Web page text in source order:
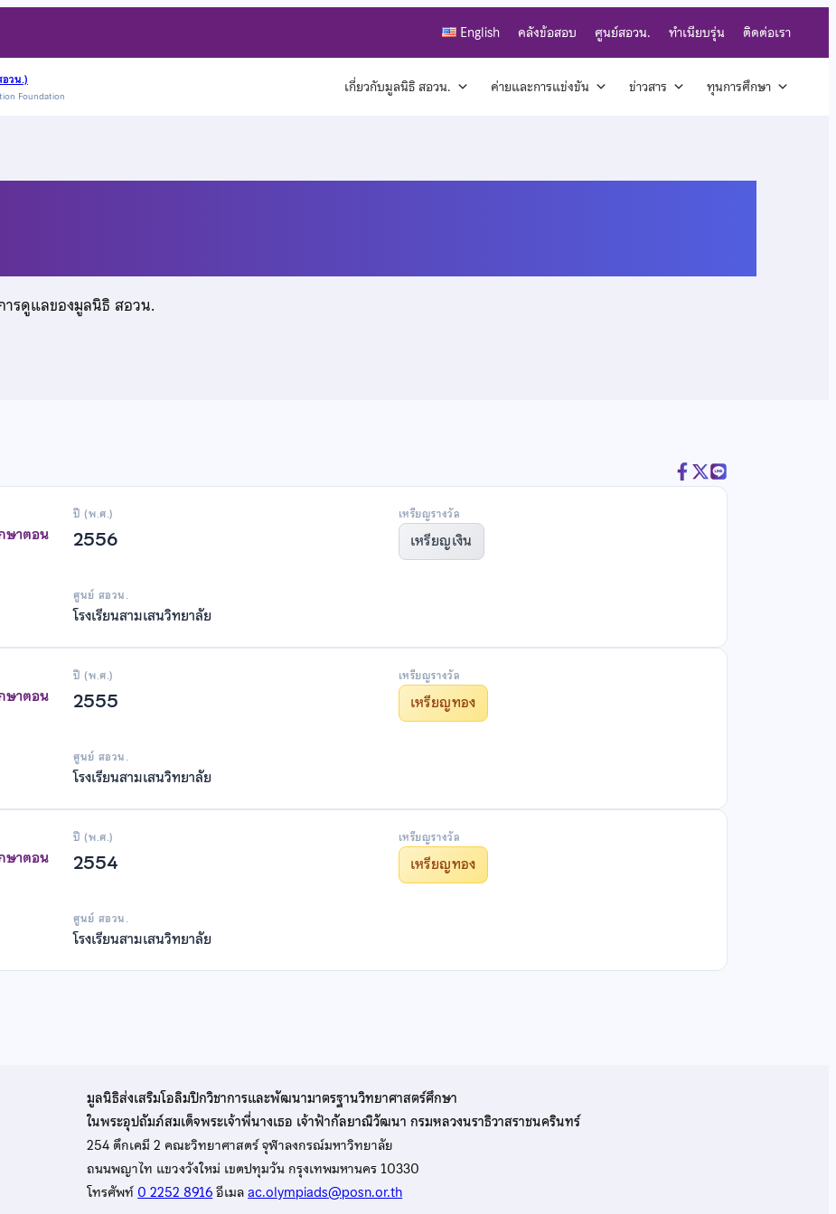
English คลังข้อสอบ ศูนย์สอวน. ทำเนียบรุ่น ติดต่อเรา
วน.)
Foundation เกี่ยวกับมูลนิธิ สอวน. ค่ายและการแข่งขัน ข่าวสาร ทุนการศึกษา
ารดูแลของมูลนิธิ สอวน.
ษาตอน
ปี (พ.ศ.)
2556
เหรียญรางวัล
เหรียญเงิน
ศูนย์ สอวน.
โรงเรียนสามเสนวิทยาลัย
ษาตอน
ปี (พ.ศ.)
2555
เหรียญรางวัล
เหรียญทอง
ศูนย์ สอวน.
โรงเรียนสามเสนวิทยาลัย
ษาตอน
ปี (พ.ศ.)
2554
เหรียญรางวัล
เหรียญทอง
ศูนย์ สอวน.
โรงเรียนสามเสนวิทยาลัย
มูลนิธิส่งเสริมโอลิมปิกวิชาการและพัฒนามาตรฐานวิทยาศาสตร์ศึกษา
ในพระอุปถัมภ์สมเด็จพระเจ้าพี่นางเธอ เจ้าฟ้ากัลยาณิวัฒนา กรมหลวงนราธิวาสราชนครินทร์
254 ตึกเคมี 2 คณะวิทยาศาสตร์ จุฬาลงกรณ์มหาวิทยาลัย
ถนนพญาไท แขวงวังใหม่ เขตปทุมวัน กรุงเทพมหานคร 10330
โทรศัพท์0 2252 8916อีเมลac.olympiads@posn.or.th